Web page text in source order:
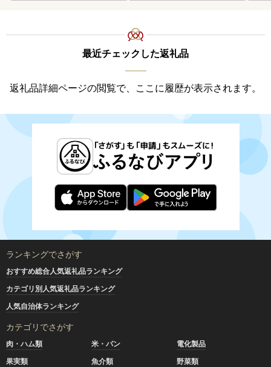
最近チェックした返礼品
返礼品詳細ページの閲覧で、ここに履歴が表示されます。
ランキングでさがす
おすすめ総合人気返礼品ランキング
カテゴリ別人気返礼品ランキング
人気自治体ランキング
カテゴリでさがす
肉・ハム類 米・パン
電化製品
果実類
魚介類
野菜類